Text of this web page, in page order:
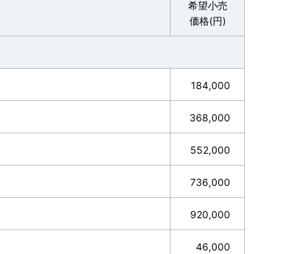
希望小売
価格(円)
184,000
368,000
552,000
736,000
920,000
46,000